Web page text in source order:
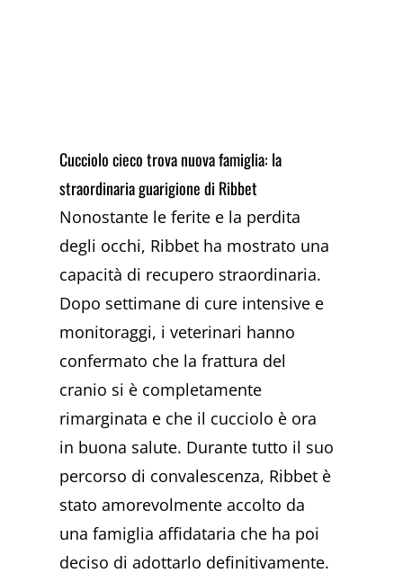
Cucciolo cieco trova nuova famiglia: la
straordinaria guarigione di Ribbet
Nonostante le ferite e la perdita
degli occhi, Ribbet ha mostrato una
capacità di recupero straordinaria.
Dopo settimane di cure intensive e
monitoraggi, i veterinari hanno
confermato che la frattura del
cranio si è completamente
rimarginata e che il cucciolo è ora
in buona salute. Durante tutto il suo
percorso di convalescenza, Ribbet è
stato amorevolmente accolto da
una famiglia affidataria che ha poi
deciso di adottarlo definitivamente.